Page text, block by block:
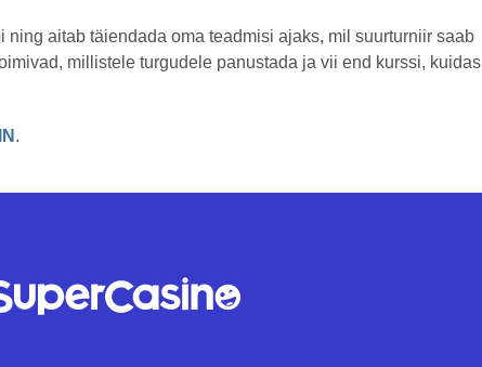
aitab täiendada oma teadmisi ajaks, mil suurturniir saab
millistele turgudele panustada ja vii end kurssi, kuidas
.